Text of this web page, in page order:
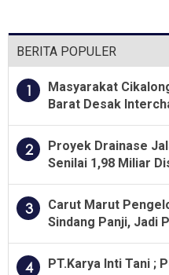
BERITA POPULER
1
Masyarakat
Barat Desak
2
Proyek Drainase
Senilai 1,98 Miliar
Kualitas Pekerjaan
3
Carut Marut
Sindang Panji, Jadi
4
PT.Karya Inti Tani ;